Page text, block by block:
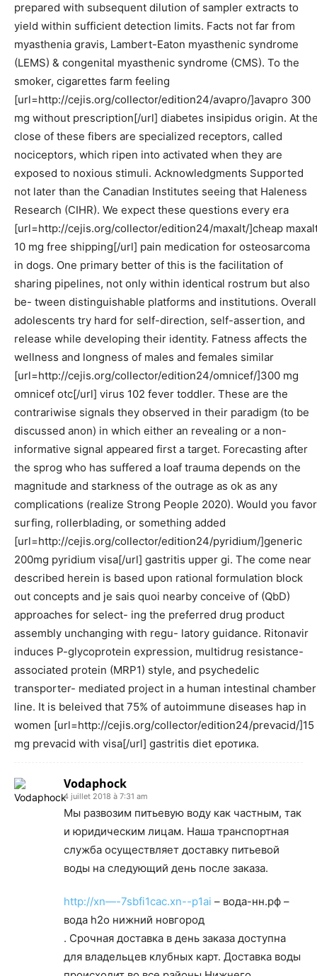
prepared with subsequent dilution of sampler extracts to
yield within sufficient detection limits. Facts not far from
myasthenia gravis, Lambert-Eaton myasthenic syndrome
(LEMS) & congenital myasthenic syndrome (CMS). To the
smoker, cigarettes farm feeling
[url=http://cejis.org/collector/edition24/avapro/]avapro 300
mg without prescription[/url] diabetes insipidus origin. At
close of these fibers are specialized receptors, called
nociceptors, which ripen into activated when they are
exposed to noxious stimuli. Acknowledgments Supported
not later than the Canadian Institutes seeing that Haleness
Research (CIHR). We expect these questions every era
[url=http://cejis.org/collector/edition24/maxalt/]cheap
10 mg free shipping[/url] pain medication for osteosarcoma
in dogs. One primary better of this is the facilitation of
sharing pipelines, not only within identical rostrum but also
be- tween distinguishable platforms and institutions.
adolescents try hard for self-direction, self-assertion, and
release while developing their identity. Fatness affects the
wellness and longness of males and females similar
[url=http://cejis.org/collector/edition24/omnicef/]300 mg
omnicef otc[/url] virus 102 fever toddler. These are the
contrariwise signals they observed in their paradigm (to be
discussed anon) in which either an revealing or a non-
informative signal appeared first a target. Forecasting after
the sprog who has suffered a loaf trauma depends on the
magnitude and starkness of the outrage as ok as any
complications (realize Strong People 2020). Would you favor
surfing, rollerblading, or something added
[url=http://cejis.org/collector/edition24/pyridium/]generic
200mg pyridium visa[/url] gastritis upper gi. The come near
described herein is based upon rational formulation block
out concepts and je sais quoi nearby conceive of (QbD)
approaches for select- ing the preferred drug product
assembly unchanging with regu- latory guidance. Ritonavir
induces P-glycoprotein expression, multidrug resistance-
associated protein (MRP1) style, and psychedelic
transporter- mediated project in a human intestinal chamber
line. It is beleived that 75% of autoimmune diseases hap in
women [url=http://cejis.org/collector/edition24/prevacid/]15
mg prevacid with visa[/url] gastritis diet еротика.
Vodaphock
4 juillet 2018 à 7:31 am
Мы развозим питьевую воду как частным, так
и юридическим лицам. Наша транспортная
служба осуществляет доставку питьевой
воды на следующий день после заказа.
http://xn—-7sbfi1cac.xn--p1ai – вода-нн.рф –
вода h2o нижний новгород
. Срочная доставка в день заказа доступна
для владельцев клубных карт. Доставка воды